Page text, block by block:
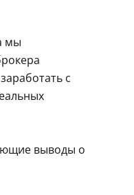
мы
с
выводы о